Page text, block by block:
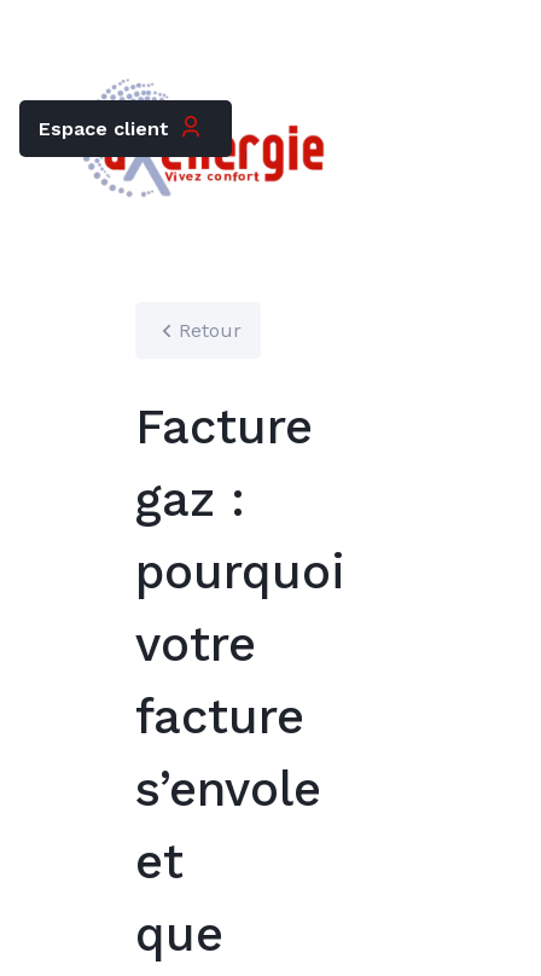
Espace client
Retour
Facture
gaz :
pourquoi
votre
facture
s’envole
et
que